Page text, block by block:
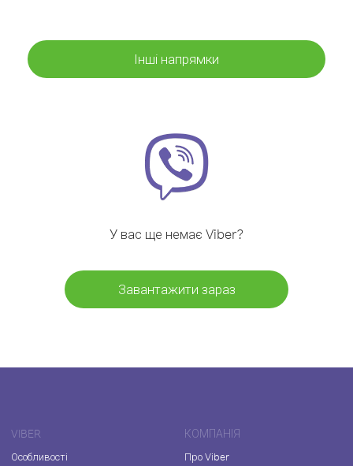
Інші напрямки
У вас ще немає Viber?
Завантажити зараз
VIBER
Особливості
КОМПАНІЯ
Про Viber